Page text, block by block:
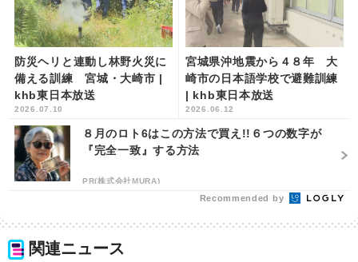
防災ヘリと連動し林野火災に
備える訓練 宮城・大崎市 |
khb東日本放送
2026.07.10
宮城県沖地震から４８年 大
崎市の日本語学校で避難訓練
| khb東日本放送
2026.06.12
８月のロト6はこの方法で買え!!６つの数字が
『完全一致』する方法
PR(株式会社MURA)
Recommended by
関連ニュース